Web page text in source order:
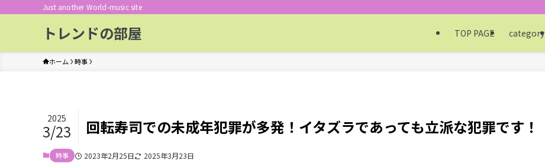
Just another World-music site
トレンドの部屋 TOP PAGE category
ホーム 時事
回転寿司での未成年犯罪が多発！イタズラであっても立派な犯罪です！
2025
3/23
時事 2023年2月25日 2025年3月23日